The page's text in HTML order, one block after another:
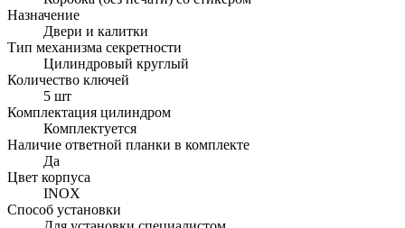
Назначение
Двери и калитки
Тип механизма секретности
Цилиндровый круглый
Количество ключей
5 шт
Комплектация цилиндром
Комплектуется
Наличие ответной планки в комплекте
Да
Цвет корпуса
INOX
Способ установки